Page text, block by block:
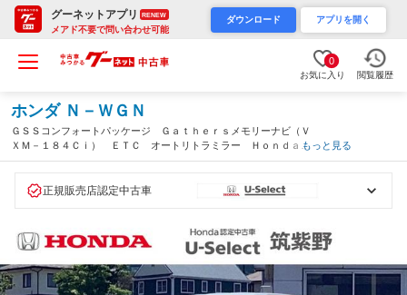
グーネットアプリ RENEW
メアド不要で問い合わせ可能
ダウンロード アプリを開く
0
お気に入り 閲覧履歴
ホンダ Ｎ－ＷＧＮ
ＧＳＳコンフォートパッケージ Ｇａｔｈｅｒｓメモリーナビ（Ｖ
ＸＭ－１８４Ｃｉ） ＥＴＣ オートリトラミラー Ｈｏｎｄａス
マートキーシステム ディスチャージヘッドライト（オートライト
もっと見る
正規販売店認定中古車